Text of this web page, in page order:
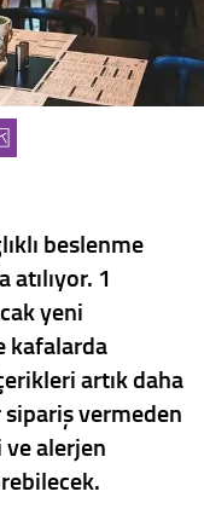
beslenme
1
yeni
kafalarda
artık daha
vermeden
alerjen